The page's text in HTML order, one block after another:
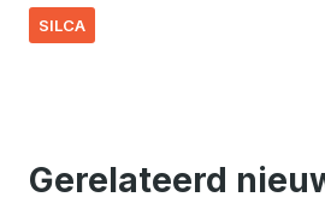
SILCA
Gerelateerd